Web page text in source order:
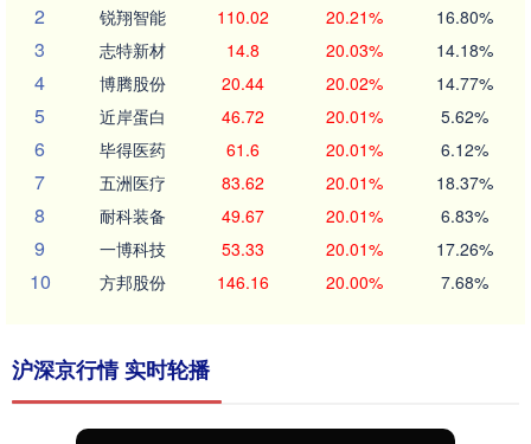
2 锐翔智能 110.02 20.21% 16.80%
3 志特新材 14.8 20.03% 14.18%
4 博腾股份 20.44 20.02% 14.77%
5 近岸蛋白 46.72 20.01% 5.62%
6 毕得医药 61.6 20.01% 6.12%
7 五洲医疗 83.62 20.01% 18.37%
8 耐科装备 49.67 20.01% 6.83%
9 一博科技 53.33 20.01% 17.26%
10 方邦股份 146.16 20.00% 7.68%
沪深京行情 实时轮播